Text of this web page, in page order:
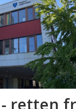
- retten